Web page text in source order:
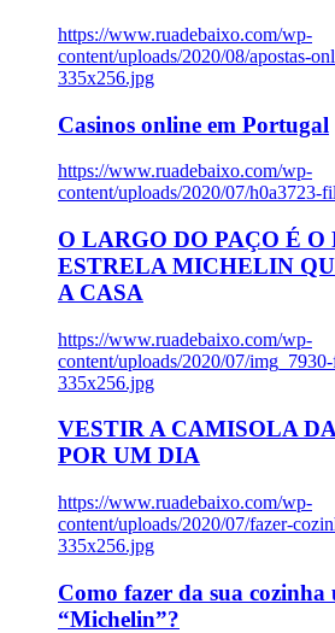
https://www.ruadebaixo.com/wp-
content/uploads/2020/08/apostas-
335x256.jpg
Casinos online em Portugal
https://www.ruadebaixo.com/wp-
content/uploads/2020/07/h0a3723-
O LARGO DO PAÇO É O
ESTRELA MICHELIN
A CASA
https://www.ruadebaixo.com/wp-
content/uploads/2020/07/
335x256.jpg
VESTIR A CAMISOLA
POR UM DIA
https://www.ruadebaixo.com/wp-
content/uploads/2020/07/fazer-
335x256.jpg
Como fazer da sua
“Michelin”?